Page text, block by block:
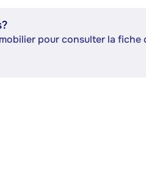
pour consulter la